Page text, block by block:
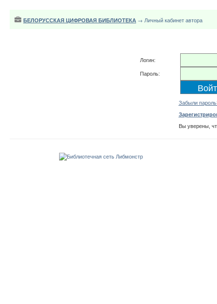
БЕЛОРУССКАЯ ЦИФРОВАЯ БИБЛИОТЕКА → Личный кабинет автора
Логин:
Пароль:
Забыли
Вы уверены,